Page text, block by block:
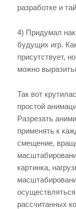
разработке и
4) Придумал
будущих игр.
присутствует,
можно
Так вот
простой
Разрезать
применять к
смещение,
картинка,
рассчитанных